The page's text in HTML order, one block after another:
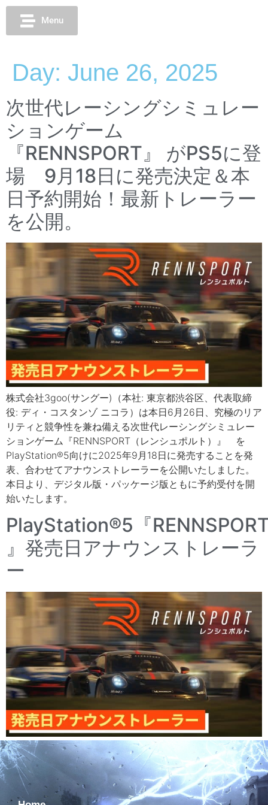
Menu
Day: June 26, 2025
次世代レーシングシミュレー
ションゲーム
『RENNSPORT』 がPS5に登
場 9月18日に発売決定＆本
日予約開始！最新トレーラー
を公開。
株式会社3goo(サングー)（本社: 東京都渋谷区、代表取締
役: ディ・コスタンゾ ニコラ）は本日6月26日、究極のリア
リティと競争性を兼ね備える次世代レーシングシミュレー
ションゲーム『RENNSPORT（レンシュポルト）』 を
PlayStation®5向けに2025年9月18日に発売することを発
表、合わせてアナウンストレーラーを公開いたしました。
本日より、デジタル版・パッケージ版ともに予約受付を開
始いたします。
PlayStation®5『
』発売日アナウンストレーラ
ー